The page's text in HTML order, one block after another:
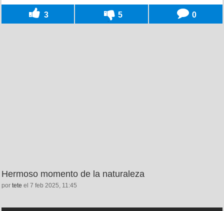
3 5 0
Hermoso momento de la naturaleza
por tete el 7 feb 2025, 11:45